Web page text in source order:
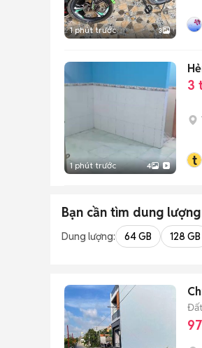
1 phút trước 3
1 phút trước 4
3
t
Bạn cần tìm dung lượng
Dung lượng: 64 GB 128 GB